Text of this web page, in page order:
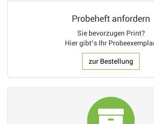
Probeheft anfordern
Sie bevorzugen Print?
Hier gibt’s Ihr
zur Bestellung